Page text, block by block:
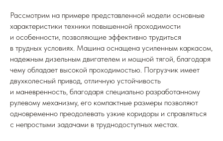
Рассмотрим на примере представленной модели основные
характеристики техники повышенной проходимости
и особенности, позволяющие эффективно трудиться
в трудных условиях. Машина оснащена усиленным каркасом,
надежным дизельным двигателем и мощной тягой, благодаря
чему обладает высокой проходимостью. Погрузчик имеет
двухколесный привод, отличную устойчивость
и маневренность, благодаря специально разработанному
рулевому механизму, его компактные размеры позволяют
одновременно преодолевать узкие коридоры и справляться
с непростыми задачами в труднодоступных местах.